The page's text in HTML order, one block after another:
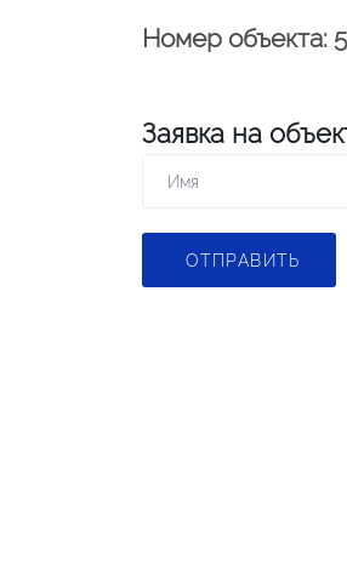
Номер объекта:
Заявка на
ОТПРАВИТЬ